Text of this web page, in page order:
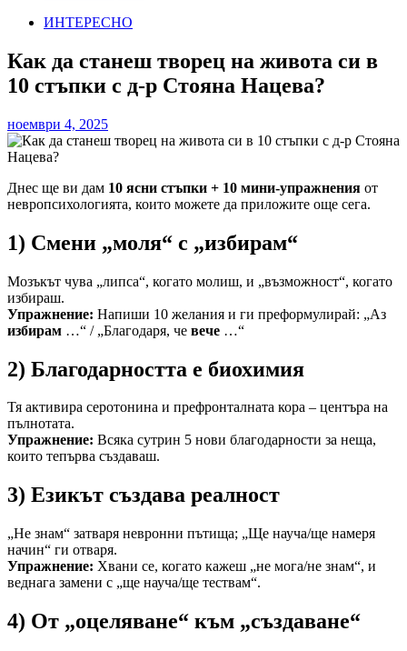
ИНТЕРЕСНО
Как да станеш творец на живота си в
10 стъпки с д-р Стояна Нацева?
ноември 4, 2025
Днес ще ви дам 10 ясни стъпки + 10 мини-упражнения от
невропсихологията, които можете да приложите още сега.
1) Смени „моля“ с „избирам“
Мозъкът чува „липса“, когато молиш, и „възможност“, когато
избираш.
Упражнение: Напиши 10 желания и ги преформулирай: „Аз
избирам …“ / „Благодаря, че вече …“
2) Благодарността е биохимия
Тя активира серотонина и префронталната кора – центъра на
пълнотата.
Упражнение: Всяка сутрин 5 нови благодарности за неща,
които тепърва създаваш.
3) Езикът създава реалност
„Не знам“ затваря невронни пътища; „Ще науча/ще намеря
начин“ ги отваря.
Упражнение: Хвани се, когато кажеш „не мога/не знам“, и
веднага замени с „ще науча/ще тествам“.
4) От „оцеляване“ към „създаване“